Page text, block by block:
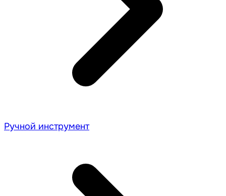
Ручной инструмент